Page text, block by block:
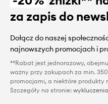
za zapis do
Dołącz do naszej
najnowszych promocjach i
**Rabat jest jednorazowy,
ważny przy zakupach za min.
promocjami, a niektóre produkty
Szczegóły na stronie: